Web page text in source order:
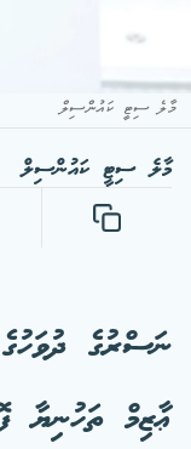
މީޑިއާ ސެންޓަރ
މާލެ ސިޓީ ކައުންސިލް
މާލެ ސިޓީ ކައުންސިލް
ނަސްރުގެ
ޢާޒިމް ތަހުނިޔާ